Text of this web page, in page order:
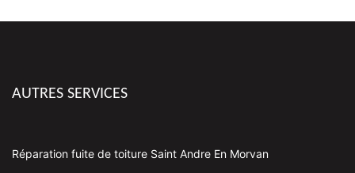
AUTRES SERVICES
Réparation fuite de toiture Saint Andre En Morvan